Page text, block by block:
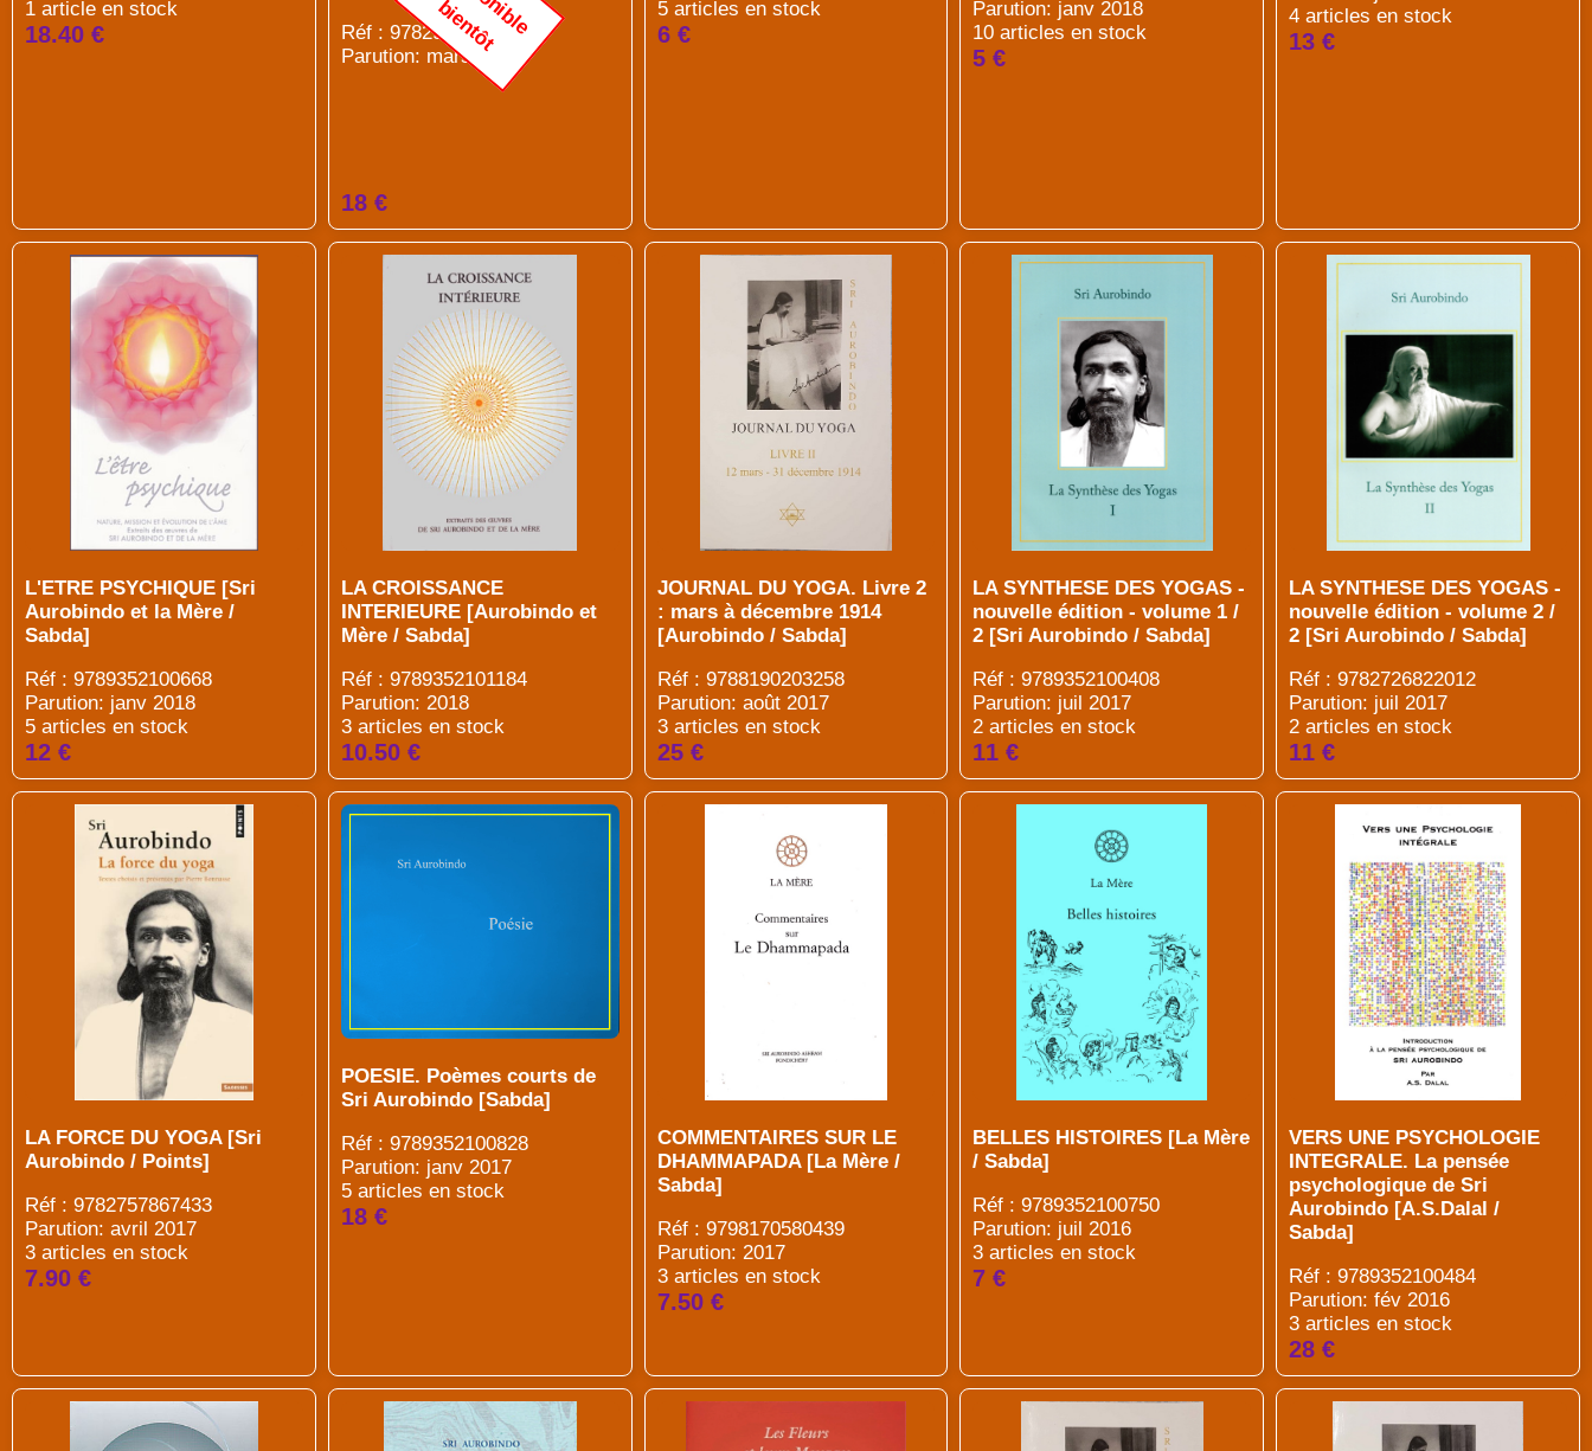
1 article en stock
18.40 €
Réf : 9782951932562
Parution: mars 2019
b
t
18 €
5 articles en stock
6 €
Parution: janv 2018
10 articles en stock
5 €
4 articles en stock
13 €
L'ETRE PSYCHIQUE [Sri
Aurobindo et la Mère /
Sabda]
Réf : 9789352100668
Parution: janv 2018
5 articles en stock
12 €
LA CROISSANCE
INTERIEURE [Aurobindo et
Mère / Sabda]
Réf : 9789352101184
Parution: 2018
3 articles en stock
10.50 €
JOURNAL DU YOGA. Livre 2
: mars à décembre 1914
[Aurobindo / Sabda]
Réf : 9788190203258
Parution: août 2017
3 articles en stock
25 €
LA SYNTHESE DES YOGAS -
nouvelle édition - volume 1 /
2 [Sri Aurobindo / Sabda]
Réf : 9789352100408
Parution: juil 2017
2 articles en stock
11 €
LA SYNTHESE DES YOGAS -
nouvelle édition - volume 2 /
2 [Sri Aurobindo / Sabda]
Réf : 9782726822012
Parution: juil 2017
2 articles en stock
11 €
LA FORCE DU YOGA [Sri
Aurobindo / Points]
Réf : 9782757867433
Parution: avril 2017
3 articles en stock
7.90 €
POESIE. Poèmes courts de
Sri Aurobindo [Sabda]
Réf : 9789352100828
Parution: janv 2017
5 articles en stock
18 €
COMMENTAIRES SUR LE
DHAMMAPADA [La Mère /
Sabda]
Réf : 9798170580439
Parution: 2017
3 articles en stock
7.50 €
BELLES HISTOIRES [La Mère
/ Sabda]
Réf : 9789352100750
Parution: juil 2016
3 articles en stock
7 €
VERS UNE PSYCHOLOGIE
INTEGRALE. La pensée
psychologique de Sri
Aurobindo [A.S.Dalal /
Sabda]
Réf : 9789352100484
Parution: fév 2016
3 articles en stock
28 €